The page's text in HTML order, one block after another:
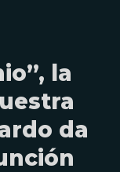
la
da